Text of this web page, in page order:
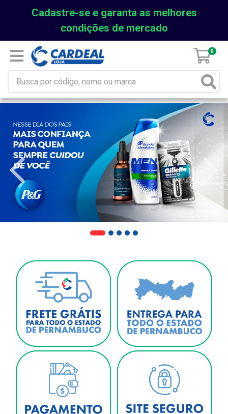
Cadastre-se e garanta as melhores
condições de mercado
0